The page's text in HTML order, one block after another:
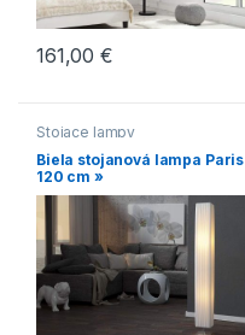
161,00€
Stojace lampy
Biela stojanová lampa Paris
120 cm »